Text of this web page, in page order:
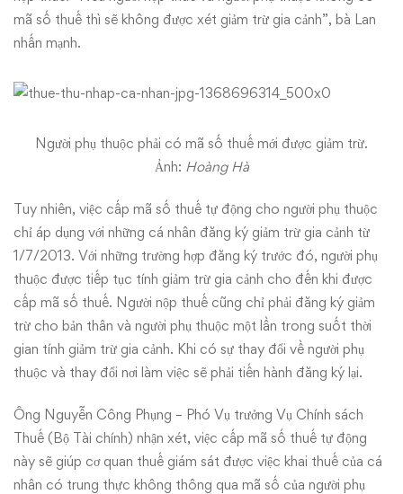
mã số thuế thì sẽ không được xét giảm trừ gia cảnh”, bà Lan
nhấn mạnh.
Người phụ thuộc phải có mã số thuế mới được giảm trừ.
Ảnh: Hoàng Hà
Tuy nhiên, việc cấp mã số thuế tự động cho người phụ thuộc
chỉ áp dụng với những cá nhân đăng ký giảm trừ gia cảnh từ
1/7/2013. Với những trường hợp đăng ký trước đó, người phụ
thuộc được tiếp tục tính giảm trừ gia cảnh cho đến khi được
cấp mã số thuế. Người nộp thuế cũng chỉ phải đăng ký giảm
trừ cho bản thân và người phụ thuộc một lần trong suốt thời
gian tính giảm trừ gia cảnh. Khi có sự thay đổi về người phụ
thuộc và thay đổi nơi làm việc sẽ phải tiến hành đăng ký lại.
Ông Nguyễn Công Phụng – Phó Vụ trưởng Vụ Chính sách
Thuế (Bộ Tài chính) nhận xét, việc cấp mã số thuế tự động
này sẽ giúp cơ quan thuế giám sát được việc khai thuế của cá
nhân có trung thực không thông qua mã số của người phụ